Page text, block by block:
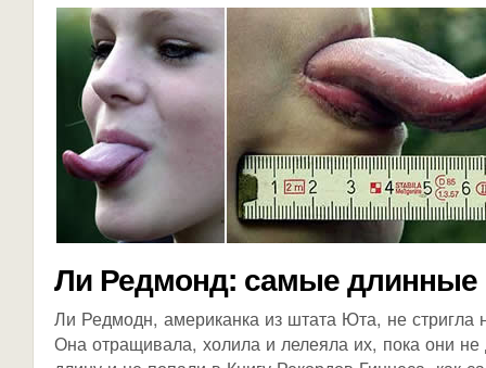
Ли Редмонд: самые длинные
Ли Редмодн, американка из штата Юта, не стригла
Она отращивала, холила и лелеяла их, пока они не